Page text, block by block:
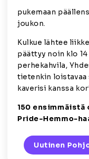
pukemaan
joukon.
Kulkue lähtee
päättyy noin klo
perhekahvila,
tietenkin loistavaa
kaverisi kanssa
150 ensimmäistä
Pride-Hemmo-
Uutinen